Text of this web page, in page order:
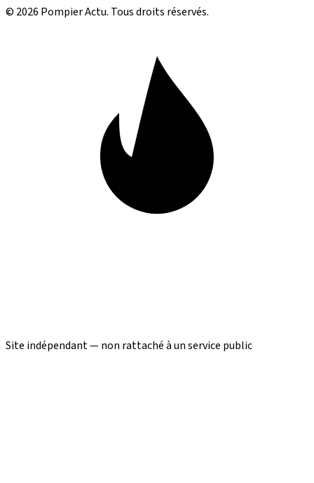
© 2026 Pompier Actu. Tous droits réservés.
Site indépendant — non rattaché à un service public